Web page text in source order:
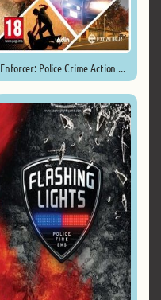
Enforcer: Police Crime Action ...